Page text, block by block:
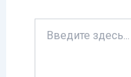
здесь...